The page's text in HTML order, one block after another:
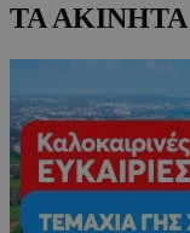
ΤΑ